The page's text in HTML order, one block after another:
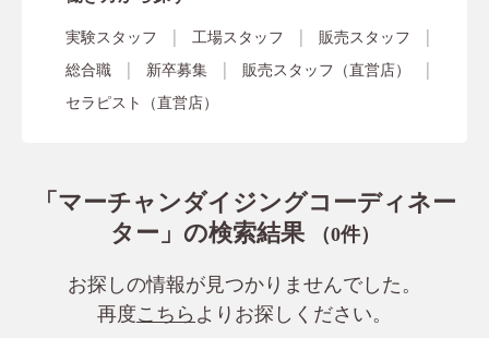
実験スタッフ 工場スタッフ
販売スタッフ
総合職
新卒募集
販売スタッフ（直営店）
セラピスト（直営店）
「マーチャンダイジングコーディネー
ター」の検索結果
（0件）
お探しの情報が見つかりませんでした。
再度こちら よりお探しください。